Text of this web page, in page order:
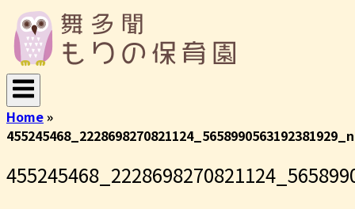
ン
テ
ン
ツ
へ
ス
ッ
プ
ー
ム
Home»
455245468_2228698270821124_5658990563192381929_n